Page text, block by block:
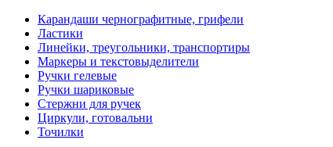
Карандаши чернографитные, грифели
Ластики
Линейки, треугольники, транспортиры
Маркеры и текстовыделители
Ручки гелевые
Ручки шариковые
Стержни для ручек
Циркули, готовальни
Точилки